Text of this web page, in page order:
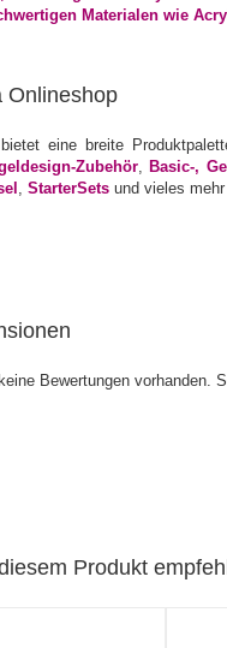
Onlineshop
eine breite
Zubehör, Basic-,
, StarterSets und vieles mehr
Bewertungen vorhanden.
Produkt